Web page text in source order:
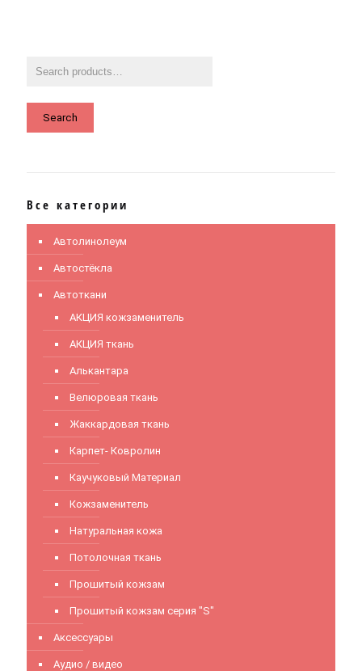
Search
Все категории
Автолинолеум
Автостёкла
Автоткани
АКЦИЯ кожзаменитель
АКЦИЯ ткань
Алькантара
Велюровая ткань
Жаккардовая ткань
Карпет- Ковролин
Каучуковый Материал
Кожзаменитель
Натуральная кожа
Потолочная ткань
Прошитый кожзам
Прошитый кожзам серия "S"
Аксессуары
Аудио / видео